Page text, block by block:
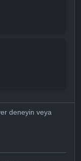
deneyin veya